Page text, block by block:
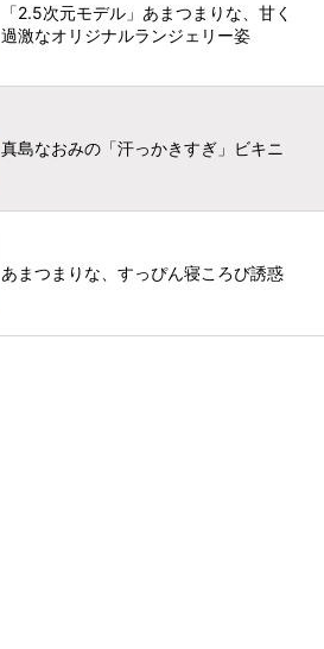
「2.5次元モデル」あまつまりな、甘く
過激なオリジナルランジェリー姿
真島なおみの「汗っかきすぎ」ビキニ
あまつまりな、すっぴん寝ころび誘惑